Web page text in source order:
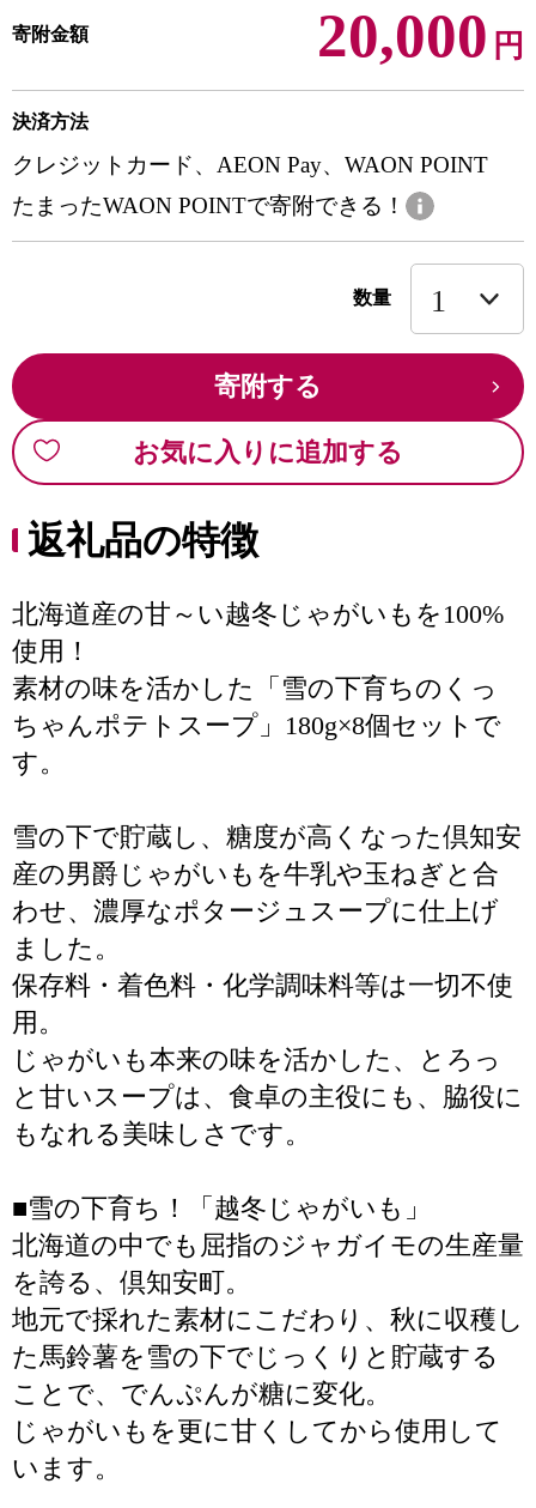
寄附金額 20,000 円
決済方法
クレジットカード、AEON Pay、WAON POINT
たまったWAON POINTで寄附できる！
数量
寄附する
お気に入りに追加する
返礼品の特徴
北海道産の甘～い越冬じゃがいもを100%
使用！
素材の味を活かした「雪の下育ちのくっ
ちゃんポテトスープ」180g×8個セットで
す。
雪の下で貯蔵し、糖度が高くなった倶知安
産の男爵じゃがいもを牛乳や玉ねぎと合
わせ、濃厚なポタージュスープに仕上げ
ました。
保存料・着色料・化学調味料等は一切不使
用。
じゃがいも本来の味を活かした、とろっ
と甘いスープは、食卓の主役にも、脇役に
もなれる美味しさです。
■雪の下育ち！「越冬じゃがいも」
北海道の中でも屈指のジャガイモの生産量
を誇る、倶知安町。
地元で採れた素材にこだわり、秋に収穫し
た馬鈴薯を雪の下でじっくりと貯蔵する
ことで、でんぷんが糖に変化。
じゃがいもを更に甘くしてから使用して
います。